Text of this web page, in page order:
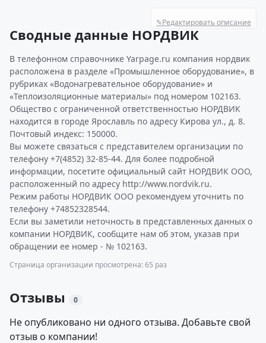
✎Редактировать описание
Сводные данные НОРДВИК
В телефонном справочнике Yarpage.ru компания нордвик
расположена в разделе «Промышленное оборудование», в
рубриках «Водонагревательное оборудование» и
«Теплоизоляционные материалы» под номером 102163.
Общество с ограниченной ответственностью НОРДВИК
находится в городе Ярославль по адресу Кирова ул., д. 8.
Почтовый индекс: 150000.
Вы можете связаться с представителем организации по
телефону +7(4852) 32-85-44. Для более подробной
информации, посетите официальный сайт НОРДВИК ООО,
расположенный по адресу http://www.nordvik.ru.
Режим работы НОРДВИК ООО рекомендуем уточнить по
телефону +74852328544.
Если вы заметили неточность в представленных данных о
компании НОРДВИК, сообщите нам об этом, указав при
обращении ее номер - № 102163.
Страница организации просмотрена: 65 раз
Отзывы 0
Не опубликовано ни одного отзыва. Добавьте свой
отзыв о компании!